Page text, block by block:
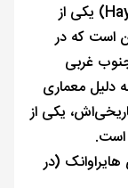
صومعه هایراوانک (Hayravank Monastery) یکی از
است که در
غربی
دلیل معماری
یکی از
است.
هایراوانک (در